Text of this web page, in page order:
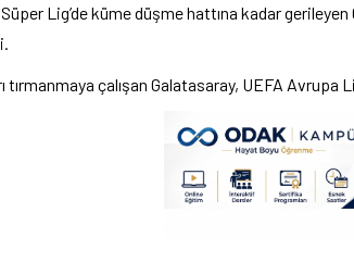
Lig’de küme düşme hattına kadar
tırmanmaya çalışan Galatasaray, UEFA